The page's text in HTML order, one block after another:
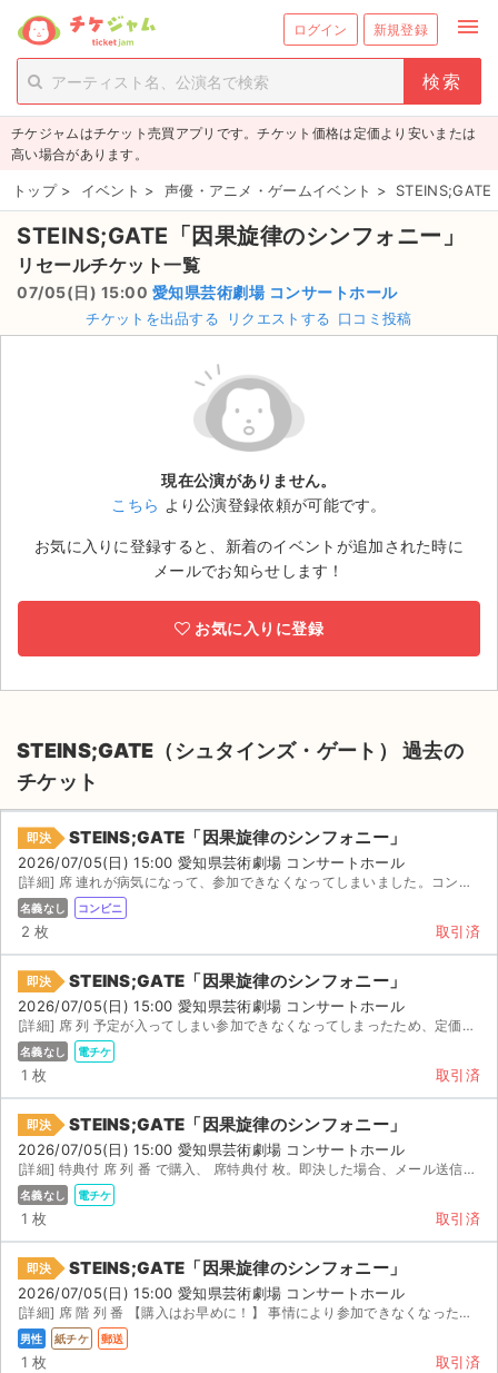
ログイン 新規登録 menu
person_add 新規会員登録
チケットを探す
新着チケット
値下げしたチケット
都道府県からチケットを探す
もうすぐ開催のチケット
チケットのリクエスト一覧
ライブ・コンサート（国内）
ライブ・コンサート（海外）
ご利用ガイド
ご利用ガイド
手数料・お支払い方法
AIに質問する
よくある質問
お知らせ
チケジャムはチケット売買アプリです。チケット価格は定価より安いまたは
高い場合があります。
トップ > イベント > 声優・アニメ・ゲームイベント >
STEINS;GATE「因果旋律のシンフォニー」
リセールチケット一覧
07/05(日) 15:00 愛知県芸術劇場 コンサートホール
チケットを出品する リクエストする 口コミ投稿
現在公演がありません。
こちら より公演登録依頼が可能です。
お気に入りに登録すると、新着のイベントが追加された時に
メールでお知らせします！
お気に入りに登録
STEINS;GATE（シュタインズ・ゲート） 過去の
チケット
即決 STEINS;GATE「因果旋律のシンフォニー」
2026/07/05(日) 15:00 愛知県芸術劇場 コンサートホール
[詳細] 席 連れが病気になって、参加できなくなってしまいました。コンビニ発券（セブン-イレブン）。発...
名義なし コンビニ
2 枚 取引済
即決 STEINS;GATE「因果旋律のシンフォニー」
2026/07/05(日) 15:00 愛知県芸術劇場 コンサートホール
[詳細] 席 列 予定が入ってしまい参加できなくなってしまったため、定価でお譲りいたします。 チケ...
名義なし 電チケ
1 枚 取引済
即決 STEINS;GATE「因果旋律のシンフォニー」
2026/07/05(日) 15:00 愛知県芸術劇場 コンサートホール
[詳細] 特典付 席 列 番 で購入、 席特典付 枚。即決した場合、メール送信すぐ対応できます...
名義なし 電チケ
1 枚 取引済
即決 STEINS;GATE「因果旋律のシンフォニー」
2026/07/05(日) 15:00 愛知県芸術劇場 コンサートホール
[詳細] 席 階 列 番 【購入はお早めに！】 事情により参加できなくなった為、販売することにしま...
男性 紙チケ 郵送
1 枚 取引済